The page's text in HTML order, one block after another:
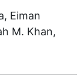
Eiman
M. Khan,